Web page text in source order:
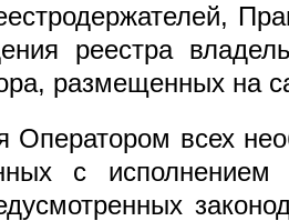
реестра
размещенных на
Оператором всех
с исполнением